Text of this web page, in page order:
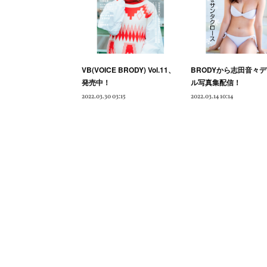
VB(VOICE BRODY) Vol.11、
発売中！
2022.03.30 03:15
BRODYから志田音々
ル写真集配信！
2022.03.14 10:14